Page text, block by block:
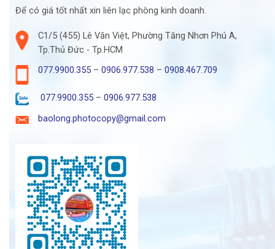
Để có giá tốt nhất xin liên lạc phòng kinh doanh.
C1/5 (455) Lê Văn Việt, Phường Tăng Nhơn Phú A,
Tp.Thủ Đức - Tp.HCM
077.9900.355– 0906.977.538 – 0908.467.709
077.9900.355– 0906.977.538
baolong.photocopy@gmail.com